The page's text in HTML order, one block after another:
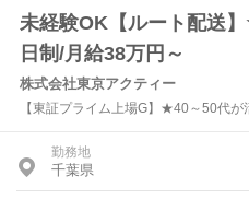
未経験OK【ルート配送
日制/月給38万円～
株式会社東京アクティー
【東証プライム上場G】★40～50代
勤務地
千葉県